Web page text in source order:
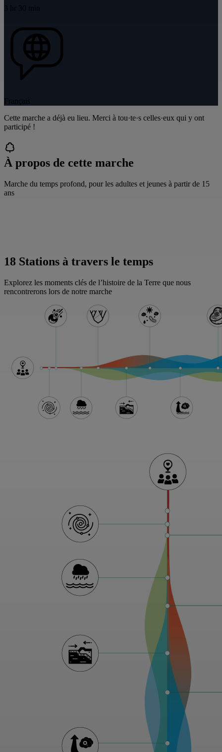
3 hr 30 min
Français
Cette marche a déjà eu lieu. Merci à tou·te·s celles·eux qui y ont
participé !
À propos de cette marche
Marche du temps profond, pour les adultes et jeunes à partir de 15
ans
18 Stations à travers le temps
Explorez les moments clés de l’histoire de la Terre que nous
rencontrerons lors de notre marche